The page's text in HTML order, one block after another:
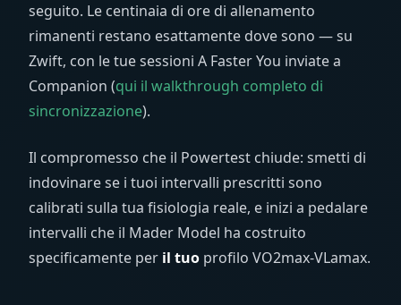
seguito. Le centinaia di ore di allenamento
rimanenti restano esattamente dove sono — su
Zwift, con le tue sessioni A Faster You inviate a
Companion (qui il walkthrough completo di
sincronizzazione).
Il compromesso che il Powertest chiude: smetti di
indovinare se i tuoi intervalli prescritti sono
calibrati sulla tua fisiologia reale, e inizi a pedalare
intervalli che il Mader Model ha costruito
specificamente per il tuo profilo VO2max-VLamax.